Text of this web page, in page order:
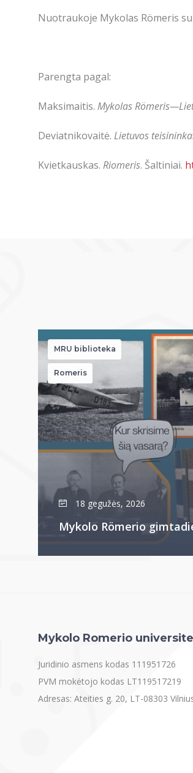
Nuotraukoje Mykolas Römeris
Parengta pagal:
Maksimaitis. Mykolas
Deviatnikovaitė. Lietuvos
Kvietkauskas. Riomeris. Šaltiniai.
MRU biblioteka
Romeris
18 gegužės, 2026
Mykolo Römerio
Mykolo Romerio
Juridinio asmens kodas 111951726
PVM mokėtojo kodas LT119517219
Adresas: Ateities g. 20, LT-08303